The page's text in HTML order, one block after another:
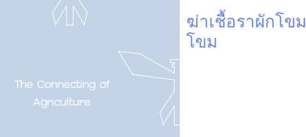
ฆ่าเชื้อราผักโขม
โขม